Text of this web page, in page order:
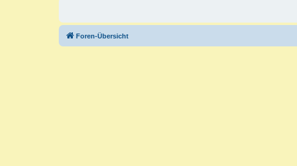
Foren-Übersicht